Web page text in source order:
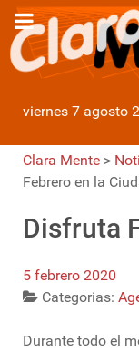
viernes 7 agosto
Clara Mente >
Febrero en la
Disfruta
5 febrero 2020
Categorias:
Durante todo el